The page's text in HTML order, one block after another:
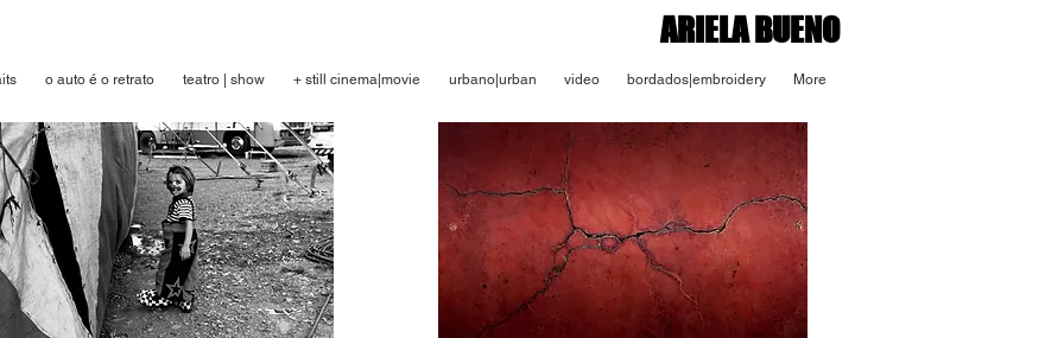
ARIELA BUENO
o auto é o retrato teatro | show + still cinema|movie urbano|urban video bordados|embroidery More